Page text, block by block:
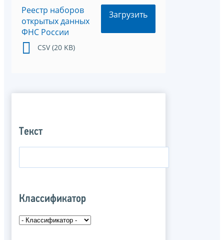
Реестр наборов
открытых данных
ФНС России
CSV (20 KB)
Загрузить
Текст
Классификатор